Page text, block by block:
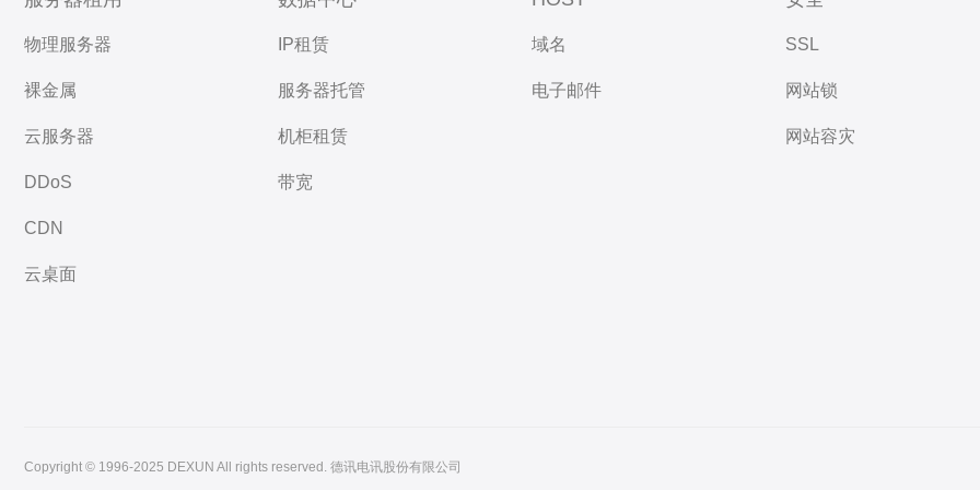
物理服务器
裸金属
云服务器
DDoS
CDN
云桌面
IP租赁
服务器托管
机柜租赁
带宽
域名
电子邮件
SSL
网站锁
网站容灾
Copyright © 1996-2025 DEXUN All rights reserved. 德讯电讯股份有限公司